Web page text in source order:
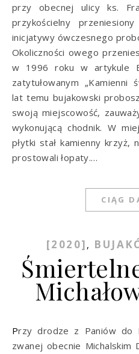
przy obecnej ulicy ks.
przykościelny
inicjatywy ówczesnego
Okoliczności owego
w 1996 roku w artykule
zatytułowanym „Kamienni
lat temu bujakowski
swoją miejscowość,
wykonującą chodnik. W
płytki stał kamienny krzyż,
prostowali łopaty.…
CIĄG
[2020] ,
Przy drodze z Paniów do Bujakowa, u wylotu doliny
zwanej obecnie Michalskim